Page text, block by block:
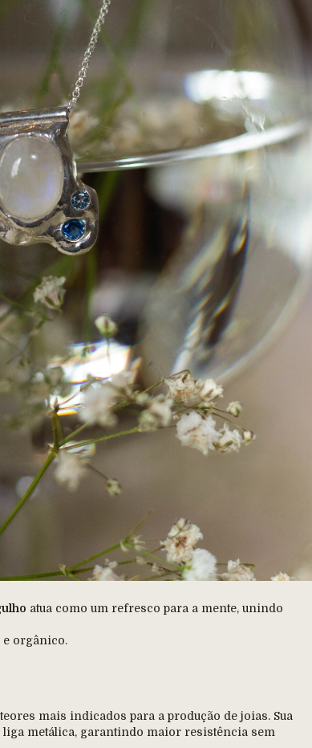
atua como um refresco para a mente, unindo
e orgânico.
mais indicados para a produção de joias. Sua
liga metálica, garantindo maior resistência sem